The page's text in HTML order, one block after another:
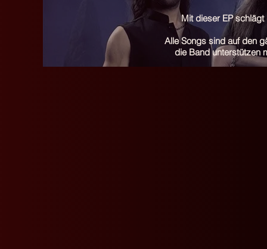
Mit dieser EP
Alle Songs sind auf den
die Band unterstützen